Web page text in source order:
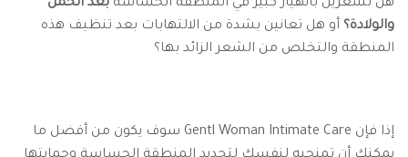
هل تشعرين بانهيار كبير في المنطقة الحساسة بعد الحمل
والولادة؟ أو هل تعانين بشدة من الالتهابات بعد تنظيف هذه
المنطقة والتخلص من الشعر الزائد بها؟
إذا فإن Gentl Woman Intimate Care سوف يكون من أفضل ما